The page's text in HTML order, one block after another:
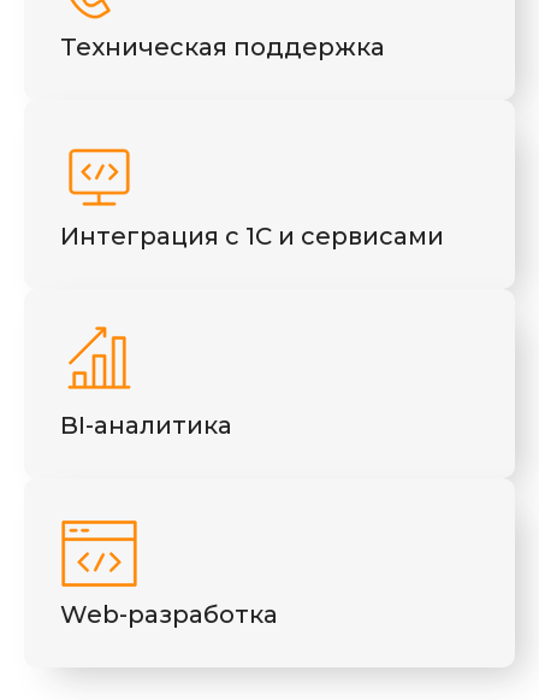
Техническая поддержка
Интеграция с 1С и сервисами
BI-аналитика
Web-разработка